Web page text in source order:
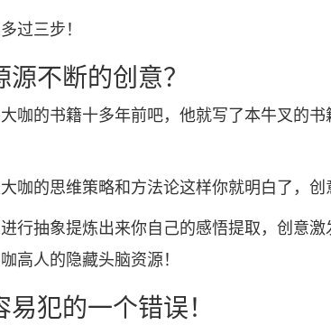
三步！
不断的创意？
的书籍十多年前吧，他就写了本牛叉的书
的思维策略和方法论这样你就明白了，创
抽象提炼出来你自己的感悟提取，创意激
高人的隐藏头脑资源！
犯的一个错误！